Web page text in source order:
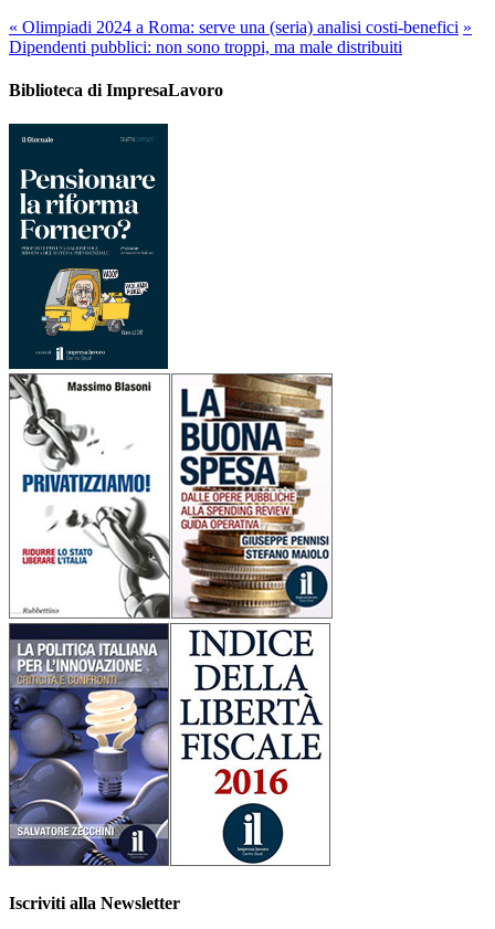
« Olimpiadi 2024 a Roma: serve una (seria) analisi costi-benefici »
Dipendenti pubblici: non sono troppi, ma male distribuiti
Biblioteca di ImpresaLavoro
Iscriviti alla Newsletter